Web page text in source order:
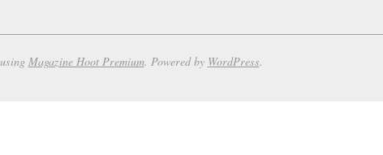
Magazine Hoot Premium. Powered by WordPress.